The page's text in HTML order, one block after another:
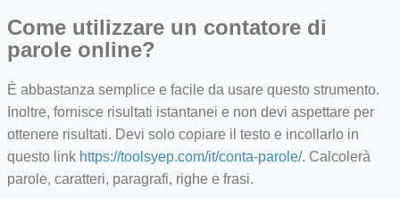
Come utilizzare un contatore di
parole online?
È abbastanza semplice e facile da usare questo strumento.
Inoltre, fornisce risultati istantanei e non devi aspettare per
ottenere risultati. Devi solo copiare il testo e incollarlo in
questo link https://toolsyep.com/it/conta-parole/. Calcolerà
parole, caratteri, paragrafi, righe e frasi.